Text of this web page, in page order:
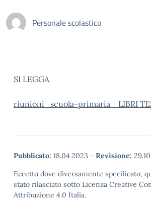
Personale scolastico
SI LEGGA
riunioni_scuola-primaria_ LIBRI
Pubblicato: 18.04.2023 - Revisione:
Eccetto dove diversamente specificato,
stato rilasciato sotto Licenza Creative
Attribuzione 4.0 Italia.